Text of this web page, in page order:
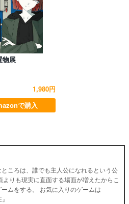
物展
1,980円
で購入
ころは、誰でも主人公になれるという公
よりも現実に直面する場面が増えたからこ
ムをする。 お気に入りのゲームは